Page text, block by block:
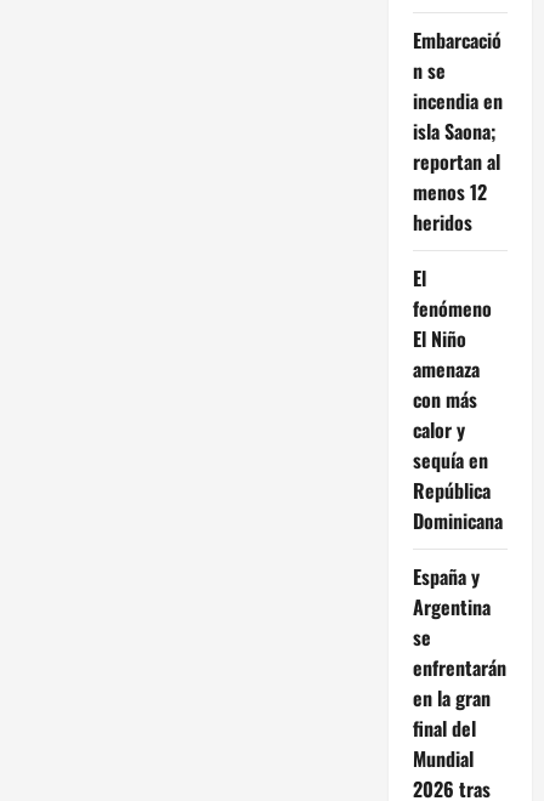
Embarcació
n se
incendia en
isla Saona;
reportan al
menos 12
heridos
El
fenómeno
El Niño
amenaza
con más
calor y
sequía en
República
Dominicana
España y
Argentina
se
enfrentarán
en la gran
final del
Mundial
2026 tras